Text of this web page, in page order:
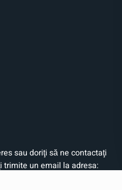
sau doriţi să ne contactaţi
trimite un email la adresa: